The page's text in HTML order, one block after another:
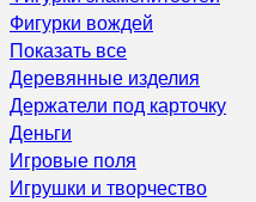
Фигурки вождей
Показать все
Деревянные изделия
Держатели под карточку
Деньги
Игровые поля
Игрушки и творчество